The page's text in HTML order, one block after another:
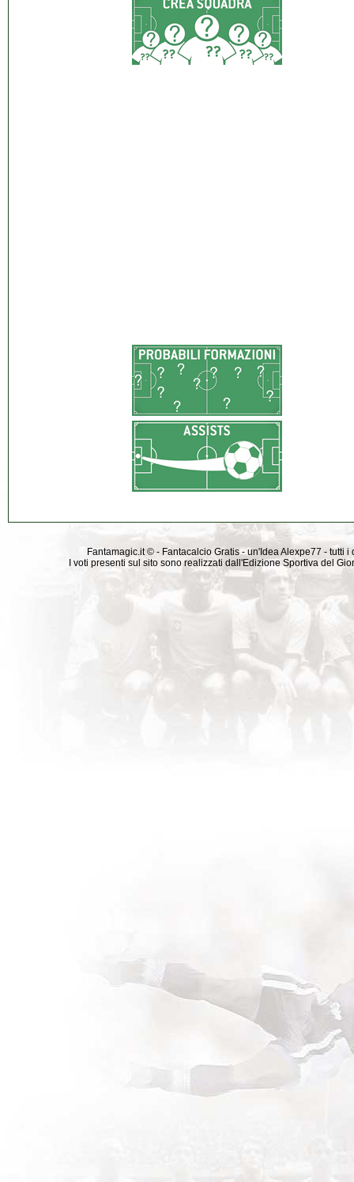
Fantamagic.it © - Fantacalcio Gratis - un'Idea Alexpe77 -
I voti presenti sul sito sono realizzati dall'Edizione Sportiva del